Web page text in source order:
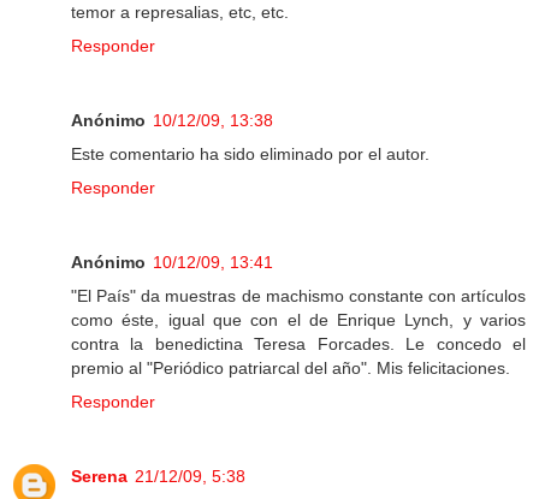
temor a represalias, etc, etc.
Responder
Anónimo 10/12/09, 13:38
Este comentario ha sido eliminado por el autor.
Responder
Anónimo 10/12/09, 13:41
"El País" da muestras de machismo constante con artículos
como éste, igual que con el de Enrique Lynch, y varios
contra la benedictina Teresa Forcades. Le concedo el
premio al "Periódico patriarcal del año". Mis felicitaciones.
Responder
Serena 21/12/09, 5:38